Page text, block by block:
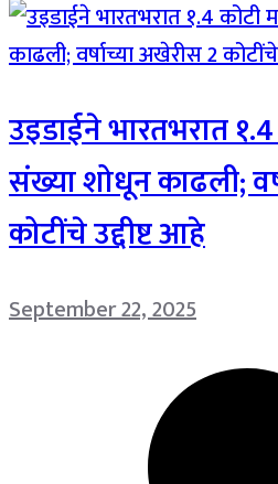
उइडाईने भारतभरात
संख्या शोधून काढली;
कोटींचे उद्दीष्ट आहे
September 22, 2025